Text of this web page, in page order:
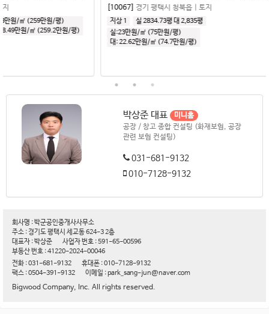
)
/평)
경기 평택시 청북읍 |토지
지상 1 실 2834.73평대 2,835평
실:23만원/㎡ (75만원/평)
74.7만원/평)
박상준 대표 미니홈
공장 / 창고 종합 컨설팅 (화재보험, 공장
관련 보험 컨설팅)
031-681-9132
010-7128-9132
회사명 : 박군공인중개사사무소
주소 : 경기도 평택시 세교동 624-3 2층
대표자 : 박상준
사업자 번호 : 591-65-00596
부동산 번호 : 41220-2024-00046
전화 : 031-681-9132
휴대폰 : 010-7128-9132
팩스 : 0504-391-9132
이메일 : park_sang-jun@naver.com
Bigwood Company, Inc. All rights reserved.